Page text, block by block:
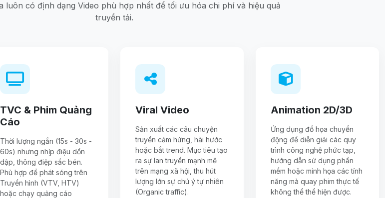
luôn có định dạng Video phù hợp nhất để tối ưu hóa chi phí và hiệu quả
truyền tải.
TVC & Phim Quảng
Cáo
Thời lượng ngắn (15s - 30s -
60s) nhưng nhịp điệu dồn
dập, thông điệp sắc bén.
Phù hợp để phát sóng trên
Truyền hình (VTV, HTV)
hoặc chạy quảng cáo
Viral Video
Sản xuất các câu chuyện
truyền cảm hứng, hài hước
hoặc bắt trend. Mục tiêu tạo
ra sự lan truyền mạnh mẽ
trên mạng xã hội, thu hút
lượng lớn sự chú ý tự nhiên
(Organic traffic).
Animation 2D/3D
Ứng dụng đồ họa chuyển
động để diễn giải các quy
trình công nghệ phức tạp,
hướng dẫn sử dụng phần
mềm hoặc minh họa các tính
năng mà quay phim thực tế
không thể thể hiện được.